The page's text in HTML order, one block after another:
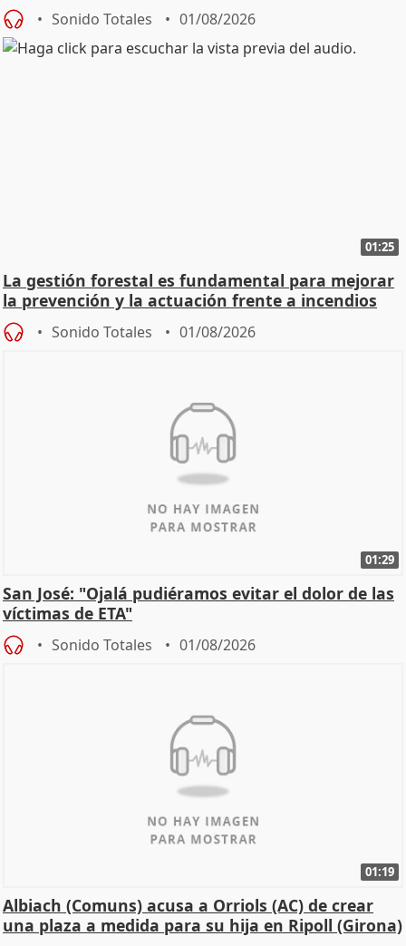
Sonido Totales 01/08/2026
01:25
La gestión forestal es fundamental para mejorar
la prevención y la actuación frente a incendios
Sonido Totales 01/08/2026
01:29
San José: "Ojalá pudiéramos evitar el dolor de las
víctimas de ETA"
Sonido Totales 01/08/2026
01:19
Albiach (Comuns) acusa a Orriols (AC) de crear
una plaza a medida para su hija en Ripoll (Girona)